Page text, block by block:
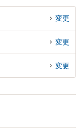
変更
変更
変更